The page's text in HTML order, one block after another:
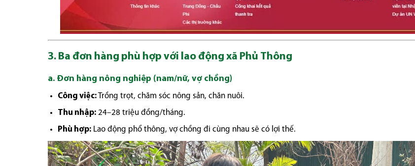
3. Ba đơn hàng phù hợp với lao động xã Phủ Thông
a. Đơn hàng nông nghiệp (nam/nữ, vợ chồng)
Công việc:Trồng trọt, chăm sóc nông sản, chăn nuôi.
Thu nhập: 24–28 triệu đồng/tháng.
Phù hợp: Lao động phổ thông, vợ chồng đi cùng nhau sẽ có lợi thế.